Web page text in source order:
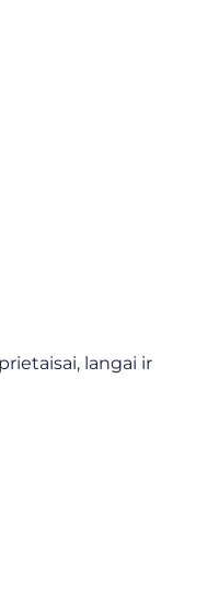
langai ir